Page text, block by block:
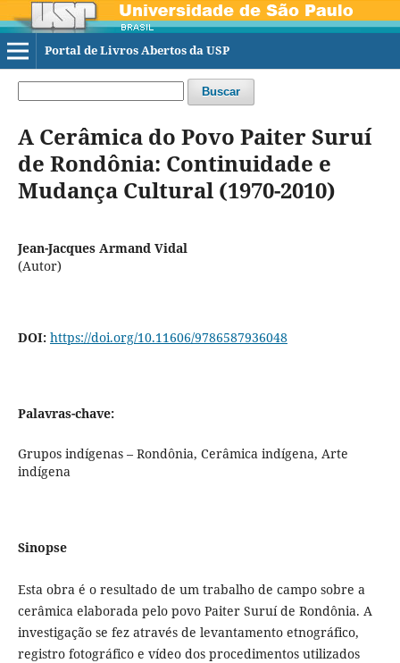
Portal de Livros Abertos da USP
Buscar
A Cerâmica do Povo Paiter Suruí
de Rondônia: Continuidade e
Mudança Cultural (1970-2010)
Jean-Jacques Armand Vidal
(Autor)
DOI: https://doi.org/10.11606/9786587936048
Palavras-chave:
Grupos indígenas – Rondônia, Cerâmica indígena, Arte
indígena
Sinopse
Esta obra é o resultado de um trabalho de campo sobre a
cerâmica elaborada pelo povo Paiter Suruí de Rondônia. A
investigação se fez através de levantamento etnográfico,
registro fotográfico e vídeo dos procedimentos utilizados